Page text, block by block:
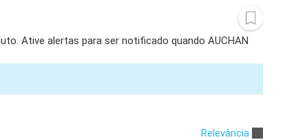
Ative alertas para ser notificado quando AUCHAN
Relevância